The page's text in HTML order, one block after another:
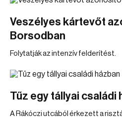
Veszélyes kártevőt
Borsodban
Folytatják az intenzív felderítést.
Tűz egy tállyai családi
A Rákóczi utcából érkezett a